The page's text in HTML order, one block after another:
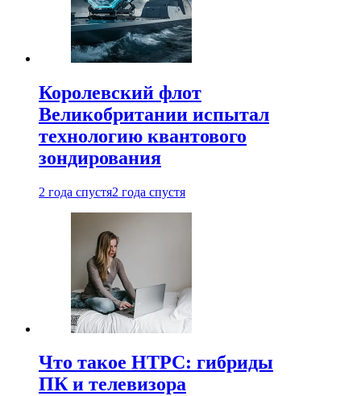
Королевский флот
Великобритании испытал
технологию квантового
зондирования
2 года спустя2 года спустя
Что такое HTPC: гибриды
ПК и телевизора